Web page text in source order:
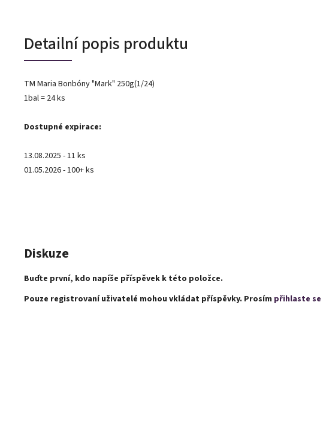
Detailní popis produktu
TM Maria Bonbóny "Mark" 250g(1/24)
1bal = 24 ks
Dostupné expirace:
13.08.2025 - 11 ks
01.05.2026 - 100+ ks
Diskuze
Buďte první, kdo napíše příspěvek k této položce.
Pouze registrovaní uživatelé mohou vkládat příspěvky. Prosím přihlaste se